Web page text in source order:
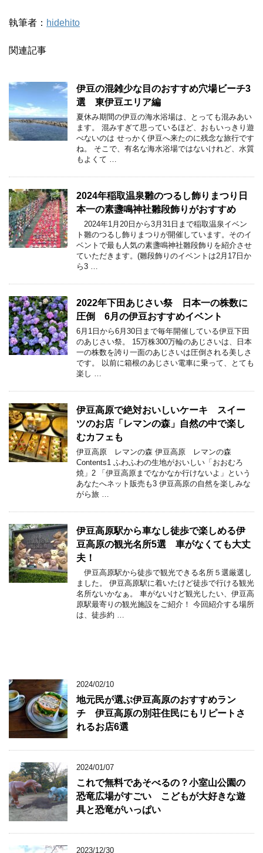
執筆者： hidehito
関連記事
伊豆の混雑少な目のおすすめ穴場ビーチ3
選 東伊豆エリア編
夏休み期間の伊豆の海水浴場は、とっても混みあい
ます。 混みすぎて思っているほど、おもいっきり遊
べないのは せっかく伊豆へ来たのに残念な旅行です
ね。 そこで、有名な海水浴場ではないけれど、水質
もよくて …
2024年稲取温泉雛のつるし飾りまつり日
本一の素盞鳴神社雛段飾りがおすすめ
2024年1月20日から3月31日まで稲取温泉イベン
ト雛のつるし飾りまつりが開催しています。そのイ
ベントで最も人気の素盞鳴神社雛段飾りを紹介させ
ていただきます。(雛段飾りのイベントは2月17日か
ら3 …
2022年下田あじさい祭 日本一の株数に
圧倒 6月の伊豆おすすめイベント
6月1日から6月30日まで毎年開催している伊豆下田
のあじさい祭。 15万株300万輪のあじさいは、日本
一の株数を誇り一面のあじさいは圧倒される美しさ
です。 以前に箱根のあじさい電車に乗って、とても
楽し …
伊豆高原で絶対おいしいケーキ スイー
ツのお店「レマンの森」自然の中で楽し
むカフェも
伊豆高原 レマンの森 伊豆高原 レマンの森
Contents1 ふわふわの生地がおいしい「おおむろ
焼」2 「伊豆高原までなかなか行けないよ」という
あなたへネット販売も3 伊豆高原の自然を楽しみな
がら旅 …
伊豆高原駅から車なし徒歩で楽しめる伊
豆高原の観光名所5選 車がなくても大丈
夫！
伊豆高原駅から徒歩で観光できる名所５選厳選し
ました。 伊豆高原駅に着いたけど徒歩で行ける観光
名所ないかなぁ。 車がないけど観光したい、伊豆高
原駅最寄りの観光施設をご紹介！ 今回紹介する場所
は、徒歩約 …
2024/02/10
地元民が選ぶ伊豆高原のおすすめラン
チ 伊豆高原の別荘住民にもリピートさ
れるお店6選
2024/01/07
これで無料であそべるの？小室山公園の
恐竜広場がすごい こどもが大好きな遊
具と恐竜がいっぱい
2023/12/30